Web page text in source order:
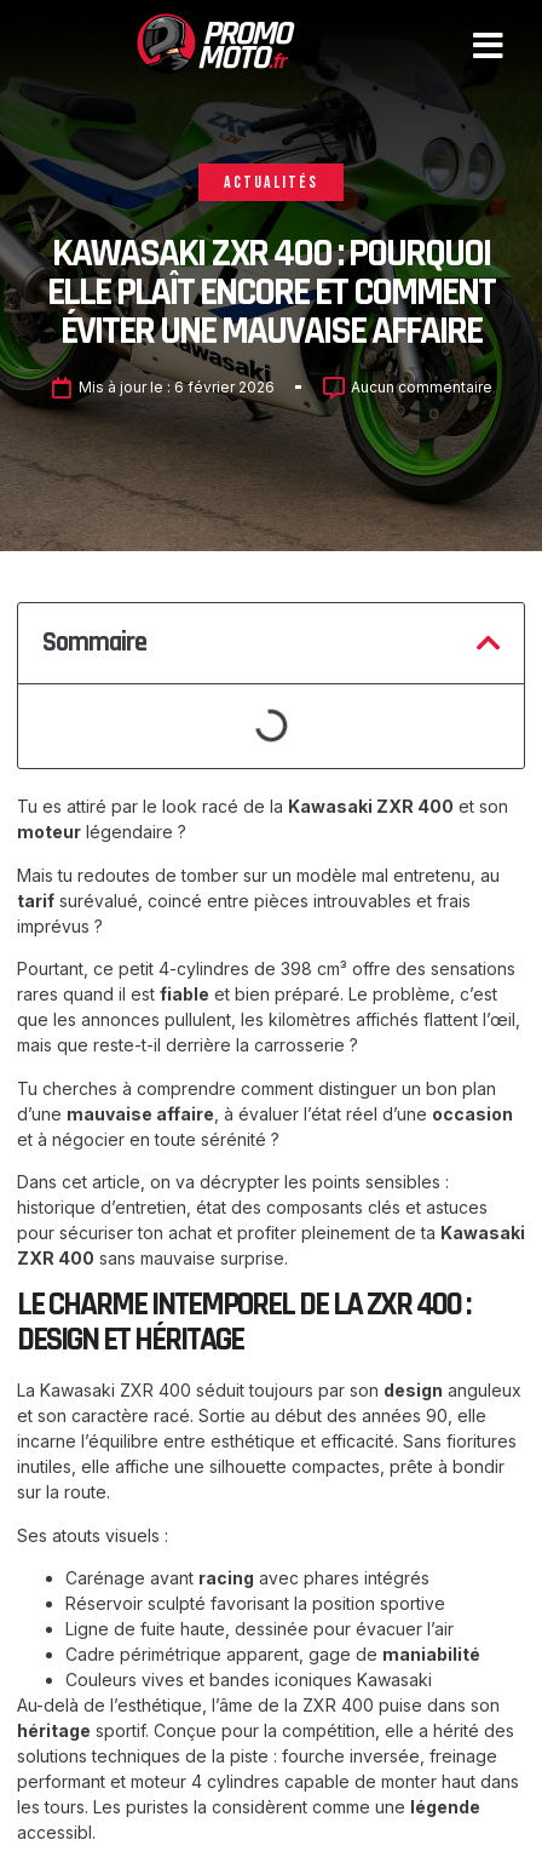
ACTUALITÉS
KAWASAKI ZXR 400 : POURQUOI
ELLE PLAÎT ENCORE ET COMMENT
ÉVITER UNE MAUVAISE AFFAIRE
Mis à jour le : 6 février 2026 Aucun commentaire
Sommaire
Tu es attiré par le look racé de la Kawasaki ZXR 400 et son
moteur légendaire ?
Mais tu redoutes de tomber sur un modèle mal entretenu, au
tarif surévalué, coincé entre pièces introuvables et frais
imprévus ?
Pourtant, ce petit 4-cylindres de 398 cm³ offre des sensations
rares quand il est fiable et bien préparé. Le problème, c’est
que les annonces pullulent, les kilomètres affichés flattent l’œil,
mais que reste-t-il derrière la carrosserie ?
Tu cherches à comprendre comment distinguer un bon plan
d’une mauvaise affaire , à évaluer l’état réel d’une occasion
et à négocier en toute sérénité ?
Dans cet article, on va décrypter les points sensibles :
historique d’entretien, état des composants clés et astuces
pour sécuriser ton achat et profiter pleinement de ta Kawasaki
ZXR 400 sans mauvaise surprise.
LE CHARME INTEMPOREL DE LA ZXR 400 :
DESIGN ET HÉRITAGE
La Kawasaki ZXR 400 séduit toujours par son design anguleux
et son caractère racé. Sortie au début des années 90, elle
incarne l’équilibre entre esthétique et efficacité. Sans fioritures
inutiles, elle affiche une silhouette compactes, prête à bondir
sur la route.
Ses atouts visuels :
Carénage avant racing avec phares intégrés
Réservoir sculpté favorisant la position sportive
Ligne de fuite haute, dessinée pour évacuer l’air
Cadre périmétrique apparent, gage de maniabilité
Couleurs vives et bandes iconiques Kawasaki
Au-delà de l’esthétique, l’âme de la ZXR 400 puise dans son
héritage sportif. Conçue pour la compétition, elle a hérité des
solutions techniques de la piste : fourche inversée, freinage
performant et moteur 4 cylindres capable de monter haut dans
les tours. Les puristes la considèrent comme une légende
accessibl.